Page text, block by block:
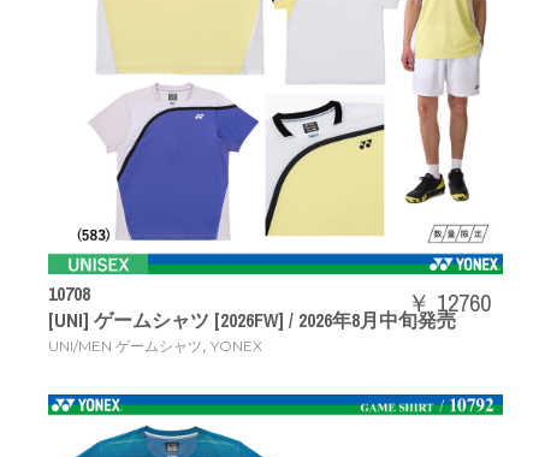
10708
[UNI] ゲームシャツ [2026FW] / 2026年8月中旬発売
UNI/MEN ゲームシャツ, YONEX
￥ 12760